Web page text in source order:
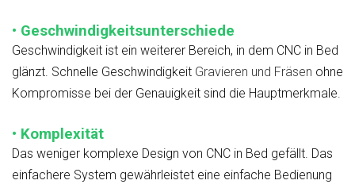
• Geschwindigkeitsunterschiede
Geschwindigkeit ist ein weiterer Bereich, in dem CNC in Bed
glänzt. Schnelle Geschwindigkeit Gravieren und Fräsen ohne
Kompromisse bei der Genauigkeit sind die Hauptmerkmale.
• Komplexität
Das weniger komplexe Design von CNC in Bed gefällt. Das
einfachere System gewährleistet eine einfache Bedienung